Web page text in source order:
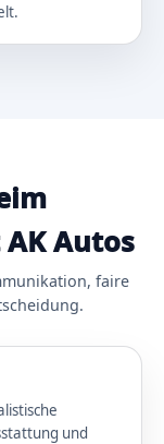
Autos
faire
und